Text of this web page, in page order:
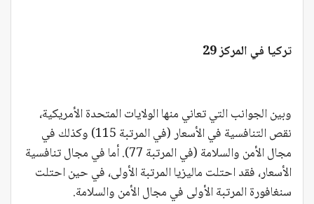
تركيا في المركز 29
وبين الجوانب التي تعاني منها الولايات المتحدة الأمريكية،
نقص التنافسية في الأسعار (في المرتبة 115) وكذلك في
مجال الأمن والسلامة (في المرتبة 77). أما في مجال تنافسية
الأسعار، فقد احتلت ماليزيا المرتبة الأولى، في حين احتلت
سنغافورة المرتبة الأولى في مجال الأمن والسلامة.